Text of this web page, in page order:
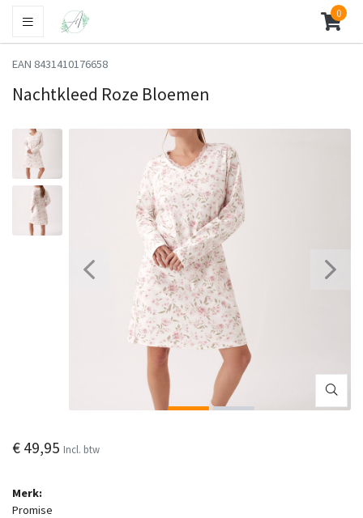
0
EAN 8431410176658
Nachtkleed Roze Bloemen
€ 49,95 Incl. btw
Merk:
Promise